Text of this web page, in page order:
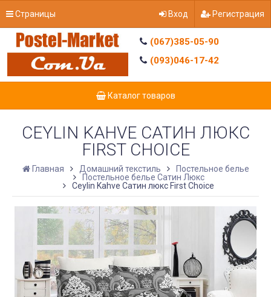
Страницы Вход Регистрация
(067)385-05-90
(093)046-17-42
Каталог товаров
CEYLIN KAHVE САТИН ЛЮКС
FIRST СHOICE
Главная Домашний текстиль
Постельное белье
Постельное белье Сатин Люкс
Ceylin Kahve Сатин люкс First Сhoice